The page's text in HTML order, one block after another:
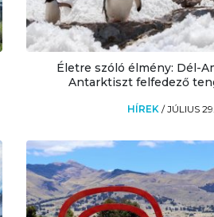
Életre szóló élmény: Dél-
Antarktiszt felfedező
HÍREK/JÚLIUS 29.